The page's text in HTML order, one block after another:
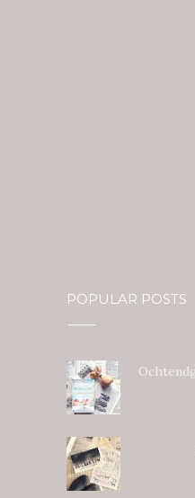
POPULAR POSTS